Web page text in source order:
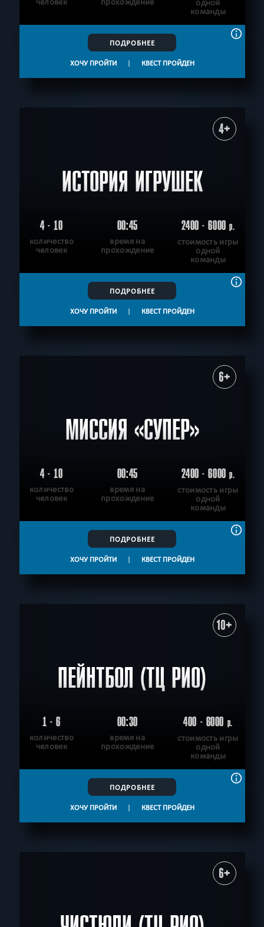
одной
команды
ПОДРОБНЕЕ
ХОЧУ ПРОЙТИ | КВЕСТ ПРОЙДЕН
4+
ИСТОРИЯ ИГРУШЕК
4 - 10
количество
человек
00:45
время на
прохождение
2400 - 6000р.
стоимость игры
одной
команды
ПОДРОБНЕЕ
ХОЧУ ПРОЙТИ | КВЕСТ ПРОЙДЕН
6+
МИССИЯ «СУПЕР»
4 - 10
количество
человек
00:45
время на
прохождение
2400 - 6000р.
стоимость игры
одной
команды
ПОДРОБНЕЕ
ХОЧУ ПРОЙТИ | КВЕСТ ПРОЙДЕН
10+
ПЕЙНТБОЛ (ТЦ РИО)
1 - 6
количество
человек
00:30
время на
прохождение
400 - 6000 р.
стоимость игры
одной
команды
ПОДРОБНЕЕ
ХОЧУ ПРОЙТИ | КВЕСТ ПРОЙДЕН
6+